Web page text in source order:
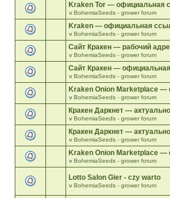
Kraken Tor — официальная
v BohemiaSeeds - grower forum
Kraken — официальная
v BohemiaSeeds - grower forum
Сайт Кракен — рабочий
v BohemiaSeeds - grower forum
Сайт Кракен —
v BohemiaSeeds - grower forum
Kraken Onion Marketplace
v BohemiaSeeds - grower forum
Кракен Даркнет —
v BohemiaSeeds - grower forum
Кракен Даркнет —
v BohemiaSeeds - grower forum
Kraken Onion Marketplace —
v BohemiaSeeds - grower forum
Lotto Salon Gier - czy warto
v BohemiaSeeds - grower forum